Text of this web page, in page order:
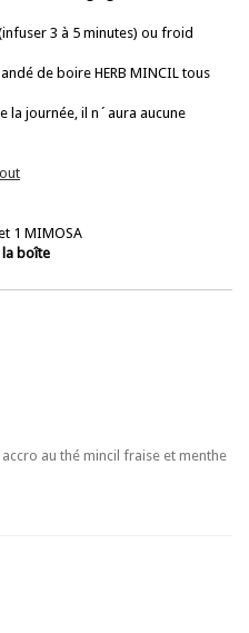
3 à 5 minutes) ou froid
de boire HERB MINCIL tous
la journée, il n´aura aucune
1 MIMOSA
la boîte
au thé mincil fraise et menthe